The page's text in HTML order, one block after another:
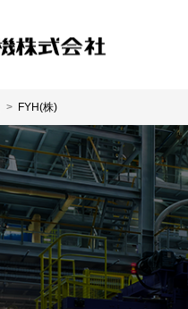
FYH(株)